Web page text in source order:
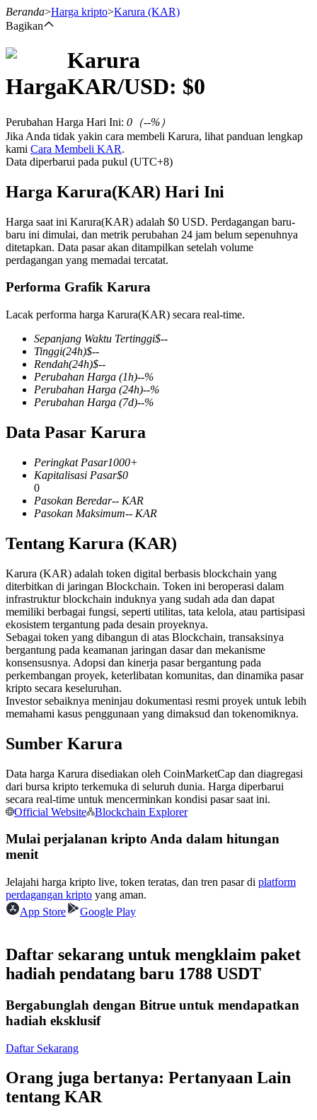
Kontrak berjangka menggunakan USDT sebagai jaminannya
COIN-M Berjangka
Mata Uang Kripto Berjangka
TradFi
Derivatif saham, forex, logam mulia, dan komoditas
USDC Berjangka
Kontrak berjangka menggunakan USDC sebagai jaminannya
Copy Trading
Bergabunglah dengan pedagang top
Menjadi Pedagang Salinan
Nikmati pembagian keuntungan dan komisi copy trading
Beranda>Harga kripto>Karura (KAR)
Bagikan
Karura
HargaKAR/USD: $0
Perubahan Harga Hari Ini: 0 （--%）
Jika Anda tidak yakin cara membeli Karura, lihat panduan lengkap
kami Cara Membeli KAR.
Data diperbarui pada pukul (UTC+8)
Harga Karura(KAR) Hari Ini
Harga saat ini Karura(KAR) adalah $0 USD. Perdagangan baru-
baru ini dimulai, dan metrik perubahan 24 jam belum sepenuhnya
ditetapkan. Data pasar akan ditampilkan setelah volume
perdagangan yang memadai tercatat.
Performa Grafik Karura
Lacak performa harga Karura(KAR) secara real-time.
Sepanjang Waktu Tertinggi$--
Tinggi(24h)$--
Rendah(24h)$--
Perubahan Harga (1h)--%
Perubahan Harga (24h)--%
Perubahan Harga (7d)--%
Data Pasar Karura
Peringkat Pasar1000+
Kapitalisasi Pasar$0
0
Pasokan Beredar-- KAR
Pasokan Maksimum-- KAR
Tentang Karura (KAR)
Karura (KAR) adalah token digital berbasis blockchain yang
diterbitkan di jaringan Blockchain. Token ini beroperasi dalam
infrastruktur blockchain induknya yang sudah ada dan dapat
memiliki berbagai fungsi, seperti utilitas, tata kelola, atau partisipasi
ekosistem tergantung pada desain proyeknya.
Sebagai token yang dibangun di atas Blockchain, transaksinya
bergantung pada keamanan jaringan dasar dan mekanisme
konsensusnya. Adopsi dan kinerja pasar bergantung pada
perkembangan proyek, keterlibatan komunitas, dan dinamika pasar
kripto secara keseluruhan.
Investor sebaiknya meninjau dokumentasi resmi proyek untuk lebih
memahami kasus penggunaan yang dimaksud dan tokenomiknya.
Sumber Karura
Data harga Karura disediakan oleh CoinMarketCap dan diagregasi
dari bursa kripto terkemuka di seluruh dunia. Harga diperbarui
secara real-time untuk mencerminkan kondisi pasar saat ini.
Official Website
Blockchain Explorer
Mulai perjalanan kripto Anda dalam hitungan
menit
Jelajahi harga kripto live, token teratas, dan tren pasar di platform
perdagangan kripto yang aman.
App Store
Google Play
Daftar sekarang untuk mengklaim paket
hadiah pendatang baru 1788 USDT
Bergabunglah dengan Bitrue untuk mendapatkan
hadiah eksklusif
Daftar Sekarang
Orang juga bertanya: Pertanyaan Lain
tentang KAR